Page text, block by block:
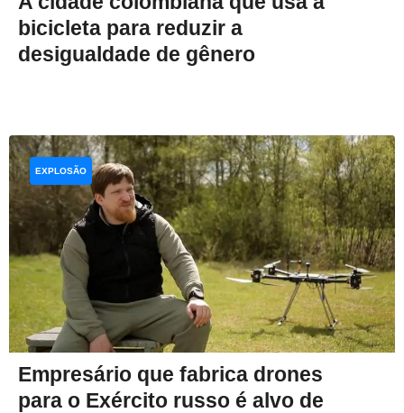
bicicleta para reduzir a
desigualdade de gênero
Empresário que fabrica drones
para o Exército russo é alvo de
EXPLOSÃO